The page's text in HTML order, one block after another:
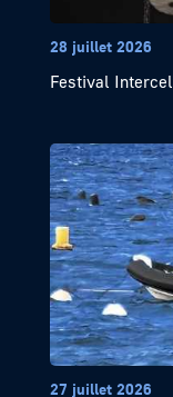
28 juillet 2026
Festival
27 juillet 2026